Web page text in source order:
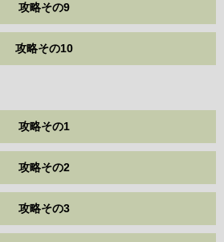
攻略その9
攻略その10
攻略その1
攻略その2
攻略その3